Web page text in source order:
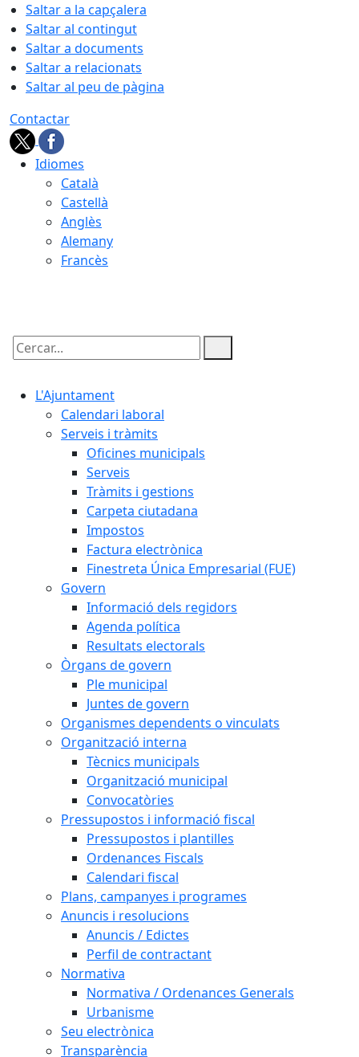
Saltar a la capçalera
Saltar al contingut
Saltar a documents
Saltar a relacionats
Saltar al peu de pàgina
Contactar
Idiomes
Català
Castellà
Anglès
Alemany
Francès
Cercar:
L'Ajuntament
Calendari laboral
Serveis i tràmits
Oficines municipals
Serveis
Tràmits i gestions
Carpeta ciutadana
Impostos
Factura electrònica
Finestreta Única Empresarial (FUE)
Govern
Informació dels regidors
Agenda política
Resultats electorals
Òrgans de govern
Ple municipal
Juntes de govern
Organismes dependents o vinculats
Organització interna
Tècnics municipals
Organització municipal
Convocatòries
Pressupostos i informació fiscal
Pressupostos i plantilles
Ordenances Fiscals
Calendari fiscal
Plans, campanyes i programes
Anuncis i resolucions
Anuncis / Edictes
Perfil de contractant
Normativa
Normativa / Ordenances Generals
Urbanisme
Seu electrònica
Transparència